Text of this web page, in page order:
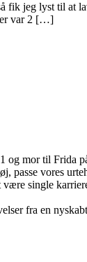
jeg lyst til at
var 2 […]
mor til Frida
passe vores
single
fra en